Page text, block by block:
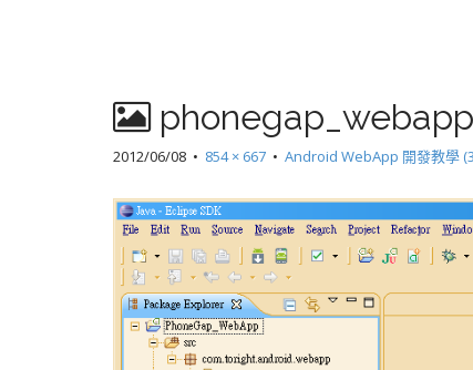
2012/06/08 • 854 × 667 • Android WebApp 開發教學